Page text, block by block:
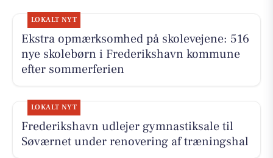
LOKALT NYT
Ekstra opmærksomhed på skolevejene: 516
nye skolebørn i Frederikshavn kommune
efter sommerferien
LOKALT NYT
Frederikshavn udlejer gymnastiksale til
Søværnet under renovering af træningshal